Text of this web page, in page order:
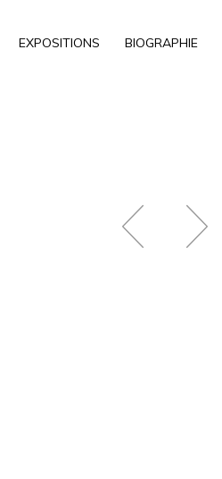
EXPOSITIONS BIOGRAPHIE